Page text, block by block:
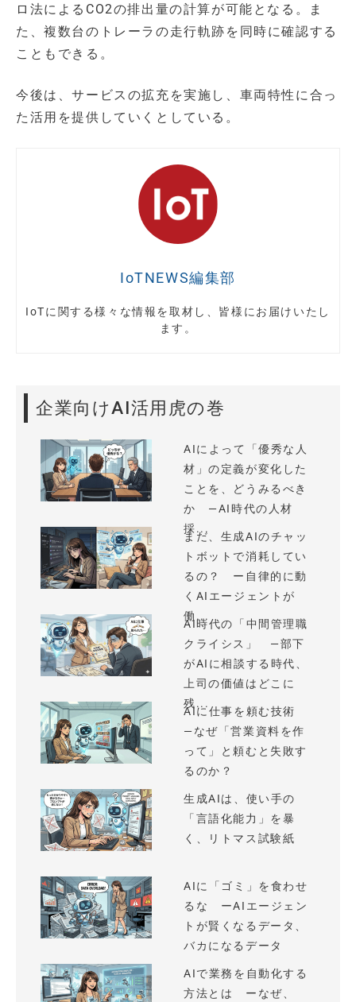
ロ法によるCO2の排出量の計算が可能となる。ま
た、複数台のトレーラの走行軌跡を同時に確認する
こともできる。
今後は、サービスの拡充を実施し、車両特性に合っ
た活用を提供していくとしている。
IoTNEWS編集部
IoTに関する様々な情報を取材し、皆様にお届けいたし
ます。
企業向けAI活用虎の巻
AIによって「優秀な人
材」の定義が変化した
ことを、どうみるべき
か —AI時代の人材
採...
まだ、生成AIのチャッ
トボットで消耗してい
るの？ ー自律的に動
くAIエージェントが
働...
AI時代の「中間管理職
クライシス」 —部下
がAIに相談する時代、
上司の価値はどこに
残...
AIに仕事を頼む技術
—なぜ「営業資料を作
って」と頼むと失敗す
るのか？
生成AIは、使い手の
「言語化能力」を暴
く、リトマス試験紙
AIに「ゴミ」を食わせ
るな ーAIエージェン
トが賢くなるデータ、
バカになるデータ
AIで業務を自動化する
方法とは ーなぜ、